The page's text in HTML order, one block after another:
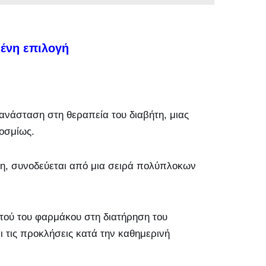
επιλογή
στη θεραπεία του διαβήτη, μιας
συνοδεύεται από μια σειρά πολύπλοκων
του φαρμάκου στη διατήρηση του
τις προκλήσεις κατά την καθημερινή